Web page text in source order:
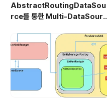
AbstractRoutingDataSou
rce를 통한 Multi-DataSourc